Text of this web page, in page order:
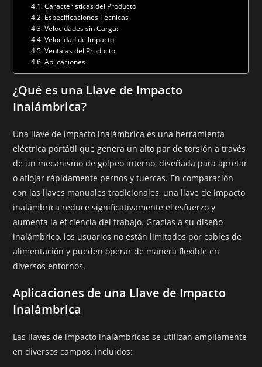
Características del Producto
Especificaciones Técnicas
Velocidades sin Carga:
Velocidad de Impacto:
Ventajas del Producto
Aplicaciones
¿Qué es una Llave de Impacto
Inalámbrica?
Una llave de impacto inalámbrica es una herramienta
eléctrica portátil que genera un alto par de torsión a través
de un mecanismo de golpeo interno, diseñada para apretar
o aflojar rápidamente pernos y tuercas. En comparación
con las llaves manuales tradicionales, una llave de impacto
inalámbrica reduce significativamente el esfuerzo y
aumenta la eficiencia del trabajo. Gracias a su diseño
inalámbrico, los usuarios no están limitados por cables de
alimentación y pueden operar de manera flexible en
diversos entornos.
Aplicaciones de una Llave de Impacto
Inalámbrica
Las llaves de impacto inalámbricas se utilizan ampliamente
en diversos campos, incluidos: